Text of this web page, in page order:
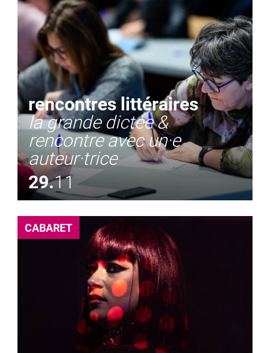
rencontres littéraires
la grande dictée &
rencontre avec un·e
auteur·trice
29.11
CABARET